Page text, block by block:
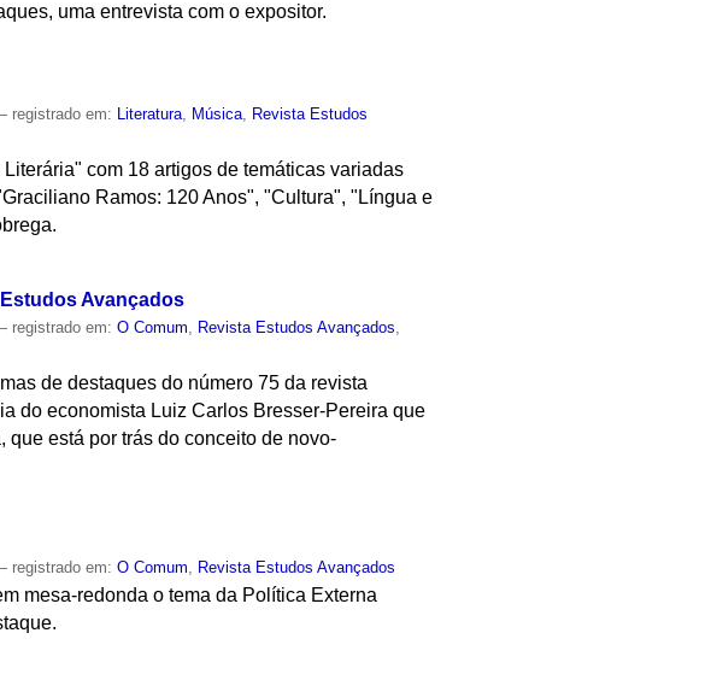
uma entrevista com o expositor.
registrado em: Literatura Música
Revista Estudos
com 18 artigos de temáticas variadas
Ramos: 120 Anos", "Cultura", "Língua e
Avançados
registrado em:O Comum Revista Estudos Avançados
de destaques do número 75 da revista
do economista Luiz Carlos Bresser-Pereira que
está por trás do conceito de novo-
registrado em:O Comum, Revista Estudos Avançados
mesa-redonda o tema da Política Externa